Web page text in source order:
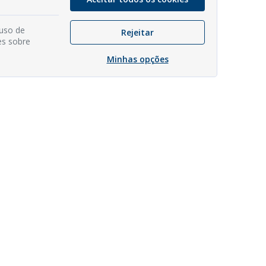
de
sobre
Rejeitar
Minhas opções